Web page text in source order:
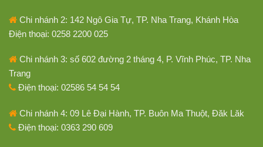
Chi nhánh 2: 142 Ngô Gia Tự, TP. Nha Trang, Khánh Hòa
Điện thoại: 0258 2200 025
Chi nhánh 3: số 602 đường 2 tháng 4, P. Vĩnh Phúc, TP. Nha
Trang
Điện thoại: 02586 54 54 54
Chi nhánh 4: 09 Lê Đại Hành, TP. Buôn Ma Thuột, Đăk Lăk
Điện thoại: 0363 290 609